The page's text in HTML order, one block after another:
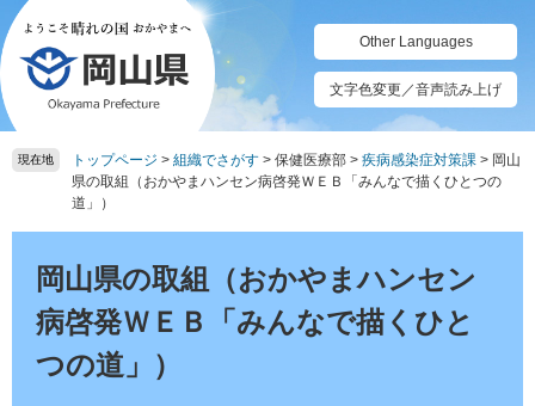
ペ
ー
ジ
の
先
頭
メ
ニ
ュ
ー
を
飛
本
Other Languages
文字色変更／音声読み上げ
現在地 トップページ > 組織でさがす > 保健医療部 > 疾病感染症対策課 > 岡山
県の取組（おかやまハンセン病啓発ＷＥＢ「みんなで描くひとつの
道」）
岡山県の取組（おかやまハンセン
病啓発ＷＥＢ「みんなで描くひと
つの道」）